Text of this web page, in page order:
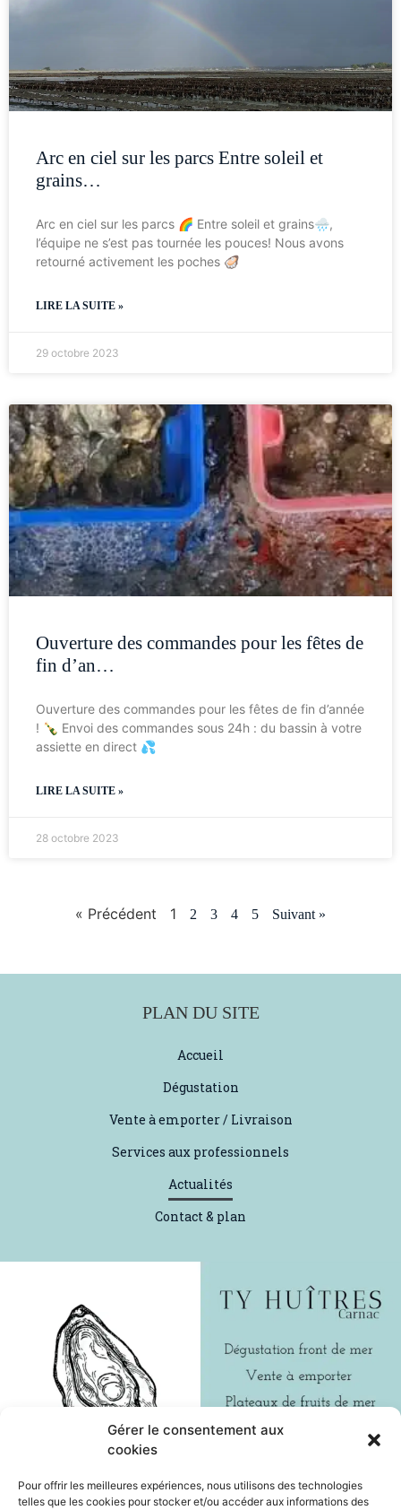
Gérer le consentement aux
cookies
Pour offrir les meilleures expériences, nous utilisons des technologies
telles que les cookies pour stocker et/ou accéder aux informations des
Arc en ciel sur les parcs Entre soleil et
grains…
Arc en ciel sur les parcs 🌈 Entre soleil et grains🌧️,
l’équipe ne s’est pas tournée les pouces! Nous avons
retourné activement les poches 🦪
LIRE LA SUITE »
29 octobre 2023
Ouverture des commandes pour les fêtes de
fin d’an…
Ouverture des commandes pour les fêtes de fin d’année
! 🍾 Envoi des commandes sous 24h : du bassin à votre
assiette en direct 💦
LIRE LA SUITE »
28 octobre 2023
« Précédent 1 2 3 4 5 Suivant »
PLAN DU SITE
Accueil
Dégustation
Vente à emporter / Livraison
Services aux professionnels
Actualités
Contact & plan